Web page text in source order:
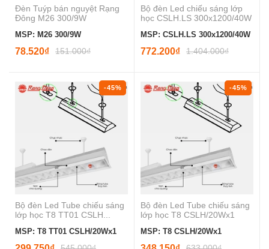
Đèn Tuýp bán nguyệt Rạng
Đông M26 300/9W
MSP: M26 300/9W
78.520₫ 151.000₫
Bộ đèn Led chiếu sáng lớp
học CSLH.LS 300x1200/40W
MSP: CSLH.LS 300x1200/40W
772.200₫ 1.404.000₫
-45%
Bộ đèn Led Tube chiếu sáng
lớp học T8 TT01 CSLH...
MSP: T8 TT01 CSLH/20Wx1
-45%
Bộ đèn Led Tube chiếu sáng
lớp học T8 CSLH/20Wx1
MSP: T8 CSLH/20Wx1